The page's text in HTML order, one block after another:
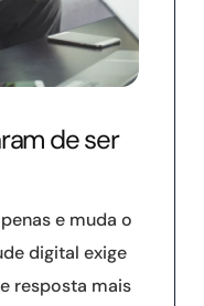
de ser
e muda o
digital exige
resposta mais